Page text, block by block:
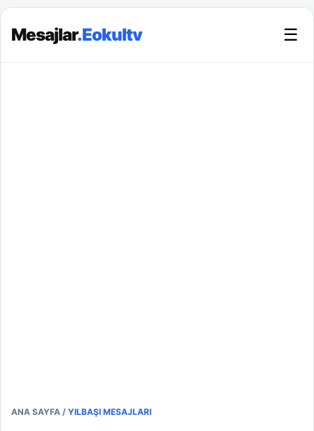
Mesajlar.Eokultv ☰
ANA SAYFA / YILBAŞI MESAJLARI